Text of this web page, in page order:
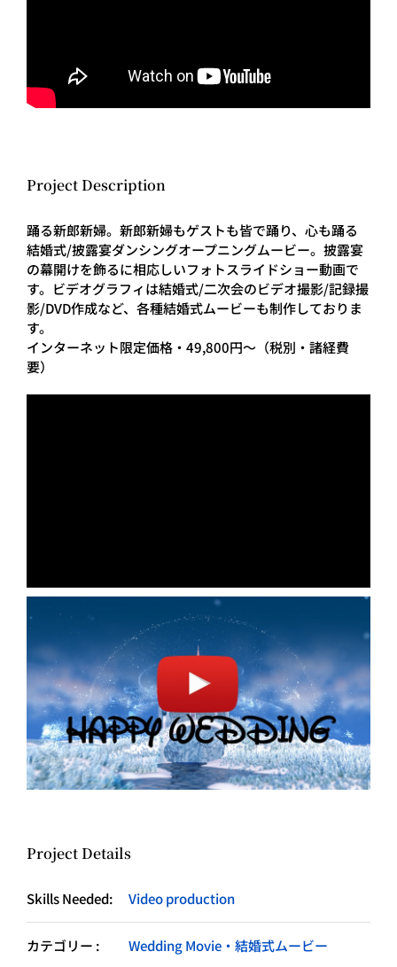
Project Description
踊る新郎新婦。新郎新婦もゲストも皆で踊り、心も踊る
結婚式/披露宴ダンシングオープニングムービー。披露宴
の幕開けを飾るに相応しいフォトスライドショー動画で
す。ビデオグラフィは結婚式/二次会のビデオ撮影/記録撮
影/DVD作成など、各種結婚式ムービーも制作しておりま
す。
インターネット限定価格・49,800円～（税別・諸経費
要）
Project Details
Skills Needed: Video production
カテゴリー : Wedding Movie・結婚式ムービー